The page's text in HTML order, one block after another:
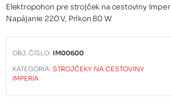
Elektropohon pre strojček na cestoviny
Napájanie 220 V, Príkon 80 W
OBJ. ČÍSLO: IM00600
KATEGÓRIA:STROJČEKY NA CESTOVINY
IMPERIA